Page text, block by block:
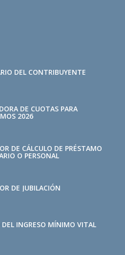
DEL CONTRIBUYENTE
DE CUOTAS PARA
2026
DE CÁLCULO DE PRÉSTAMO
O PERSONAL
DE JUBILACIÓN
DEL INGRESO MÍNIMO VITAL